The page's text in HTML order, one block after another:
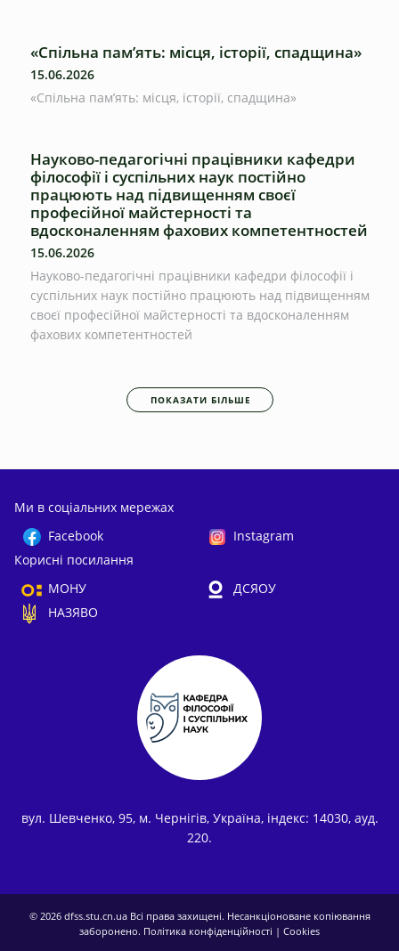
«Спільна пам’ять: місця, історії, спадщина»
15.06.2026
«Спільна пам’ять: місця, історії, спадщина»
Науково-педагогічні працівники кафедри
філософії і суспільних наук постійно
працюють над підвищенням своєї
професійної майстерності та
вдосконаленням фахових компетентностей
15.06.2026
Науково-педагогічні працівники кафедри філософії і
суспільних наук постійно працюють над підвищенням
своєї професійної майстерності та вдосконаленням
фахових компетентностей
ПОКАЗАТИ БІЛЬШЕ
Ми в соціальних мережах
Facebook
Instagram
Корисні посилання
МОНУ
ДСЯОУ
НАЗЯВО
вул. Шевченко, 95, м. Чернігів, Україна, індекс: 14030, ауд.
220.
© 2026 dfss.stu.cn.ua Всі права захищені. Несанкціоноване копіювання
заборонено. Політика конфіденційності | Cookies